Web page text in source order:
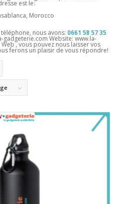
est le:
Morocco
nous avons: 0661 58 57 35
gadgeterie.com Website: www.la-
, vous pouvez nous laisser vos
ferons un plaisir de vous répondre!